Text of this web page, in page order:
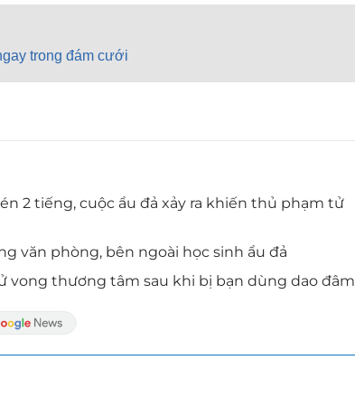
trong đám cưới
2 tiếng, cuộc ẩu đả xảy ra khiến thủ phạm tử
văn phòng, bên ngoài học sinh ẩu đả
vong thương tâm sau khi bị bạn dùng dao đâm